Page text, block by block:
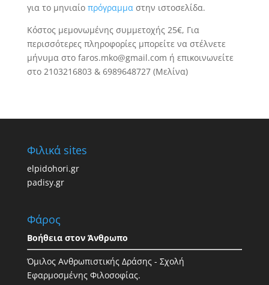
για το μηνιαίο πρόγραμμα στην ιστοσελίδα.
Κόστος μεμονωμένης συμμετοχής 25€, Για
περισσότερες πληροφορίες μπορείτε να στέλνετε
μήνυμα στο faros.mko@gmail.com ή επικοινωνείτε
στο 2103216803 & 6989648727 (Μελίνα)
Φιλικά sites
elpidohori.gr
padisy.gr
Φάρος
Βοήθεια στον Άνθρωπο
Όμιλος Ανθρωπιστικής Δράσης - Σχολή
Εφαρμοσμένης Φιλοσοφίας.